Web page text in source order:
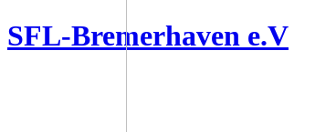
SFL-Bremerhaven e.V